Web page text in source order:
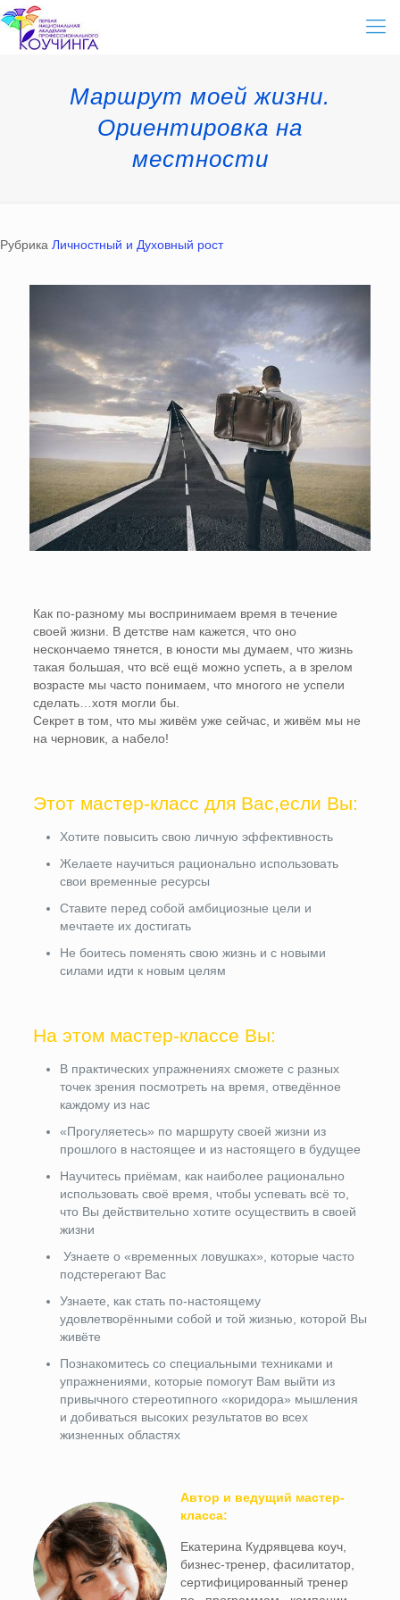
Маршрут моей жизни.
Ориентировка на
местности
Рубрика Личностный и Духовный рост
Как по-разному мы воспринимаем время в течение
своей жизни. В детстве нам кажется, что оно
нескончаемо тянется, в юности мы думаем, что жизнь
такая большая, что всё ещё можно успеть, а в зрелом
возрасте мы часто понимаем, что многого не успели
сделать…хотя могли бы.
Секрет в том, что мы живём уже сейчас, и живём мы не
на черновик, а набело!
Этот мастер-класс для Вас,если Вы:
Хотите повысить свою личную эффективность
Желаете научиться рационально использовать
свои временные ресурсы
Ставите перед собой амбициозные цели и
мечтаете их достигать
Не боитесь поменять свою жизнь и с новыми
силами идти к новым целям
На этом мастер-классе Вы:
В практических упражнениях сможете с разных
точек зрения посмотреть на время, отведённое
каждому из нас
«Прогуляетесь» по маршруту своей жизни из
прошлого в настоящее и из настоящего в будущее
Научитесь приёмам, как наиболее рационально
использовать своё время, чтобы успевать всё то,
что Вы действительно хотите осуществить в своей
жизни
Узнаете о «временных ловушках», которые часто
подстерегают Вас
Узнаете, как стать по-настоящему
удовлетворёнными собой и той жизнью, которой Вы
живёте
Познакомитесь со специальными техниками и
упражнениями, которые помогут Вам выйти из
привычного стереотипного «коридора» мышления
и добиваться высоких результатов во всех
жизненных областях
Автор и ведущий мастер-
класса:
Екатерина Кудрявцева коуч,
бизнес-тренер, фасилитатор,
сертифицированный тренер